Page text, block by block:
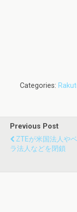
Categories:
Previous Post
ZTEが米国法人や
ラ法人などを閉鎖